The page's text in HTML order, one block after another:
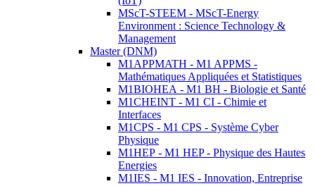
MScT-STEEM - MScT-Energy
Environment : Science Technology &
Management
Master (DNM)
M1APPMATH - M1 APPMS -
Mathématiques Appliquées et Statistiques
M1BIOHEA - M1 BH - Biologie et Santé
M1CHEINT - M1 CI - Chimie et
Interfaces
M1CPS - M1 CPS - Système Cyber
Physique
M1HEP - M1 HEP - Physique des Hautes
Energies
M1IES - M1 IES - Innovation, Entreprise